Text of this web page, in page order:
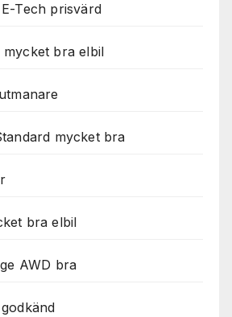
Tech prisvärd
mycket bra elbil
mycket bra
bra elbil
AWD bra